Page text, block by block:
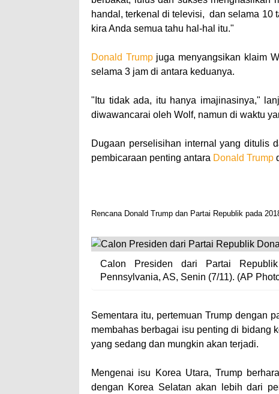
handal, terkenal di televisi, dan selama 10
kira Anda semua tahu hal-hal itu."
Donald Trump juga menyangsikan klaim
selama 3 jam di antara keduanya.
"Itu tidak ada, itu hanya imajinasinya,"
diwawancarai oleh Wolf, namun di waktu
Dugaan perselisihan internal yang ditulis
pembicaraan penting antara Donald Trump
Rencana Donald Trump dan Partai Republik pada
Calon Presiden dari Partai
Pennsylvania, AS, Senin (7/11). (AP
Sementara itu, pertemuan Trump dengan
membahas berbagai isu penting di bidang
yang sedang dan mungkin akan terjadi.
Mengenai isu Korea Utara, Trump
dengan Korea Selatan akan lebih dari